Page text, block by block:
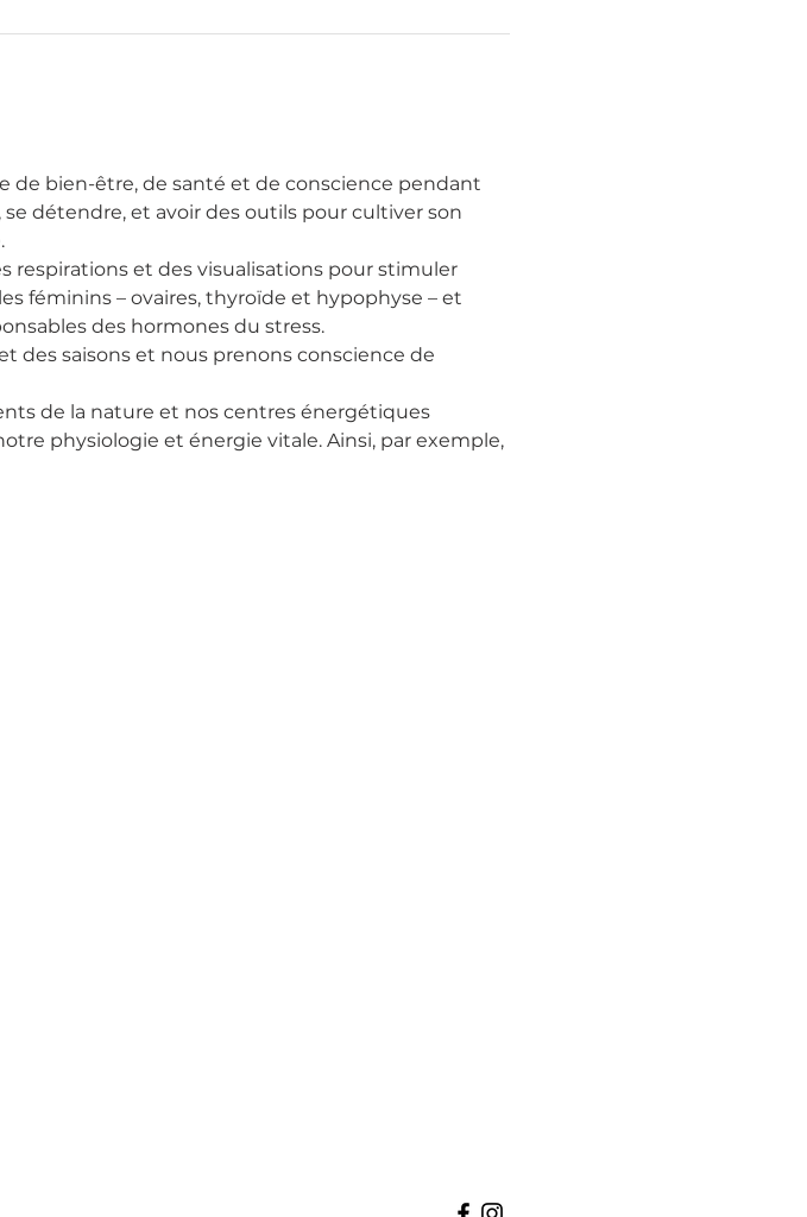
de bien-être, de santé et de conscience pendant
détendre, et avoir des outils pour cultiver son
respirations et des visualisations pour stimuler
féminins – ovaires, thyroïde et hypophyse – et
des hormones du stress.
des saisons et nous prenons conscience de
de la nature et nos centres énergétiques
physiologie et énergie vitale. Ainsi, par exemple,